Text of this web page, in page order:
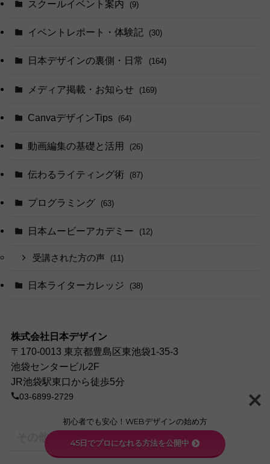
スクールイベント案内 (9)
イベントレポート・体験記 (30)
日本デザインの裏側・日常 (164)
メディア掲載・お知らせ (169)
CanvaデザインTips (64)
動画編集の基礎と活用 (26)
伝わるライティング術 (87)
プログラミング (63)
日本ムービーアカデミー (12)
受講された方の声 (11)
日本ライターカレッジ (38)
株式会社日本デザイン
〒170-0013 東京都豊島区東池袋1-35-3
池袋センタービル2F
JR池袋駅東口から徒歩5分
03-6899-2729
その他
初心者でも安心！WEBデザインの始め方
45日でプロになれる方法を公開中